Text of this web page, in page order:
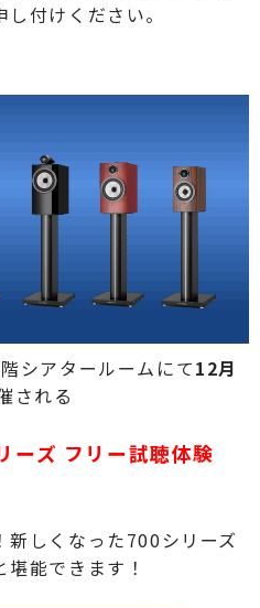
付けください。
シアタールームにて12月
される
ーズ フリー試聴体験
しくなった700シリーズ
能できます！